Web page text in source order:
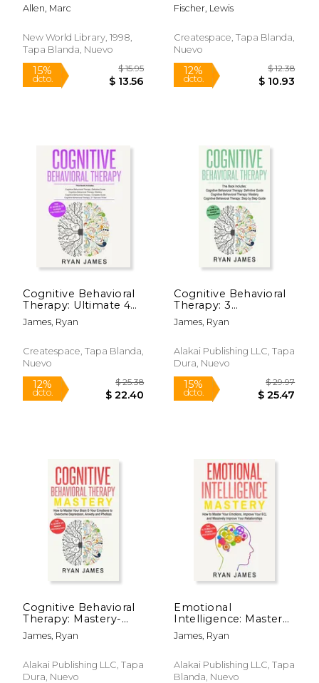
15%
dcto. $ 46.74
6%
dcto. $
Want (en Inglés)
Allen, Marc
New World Library, 1998,
Tapa Blanda, Nuevo
and Mind Control (en
Fischer, Lewis
Createspace, Tapa Blanda,
Nuevo
Cognitive Behavioral
Therapy: Ultimate 4
Book Bundle to
Retrain Your Brain
Depression, Anxiety,
and Phobias (en
James, Ryan
Createspace, Tapa Blanda,
Nuevo
Cognitive Behavioral
Therapy: 3
Manuscripts -
Cognitive Behavioral
Guide, Cognitive
Behavioral Therapy
Beh (en Inglés)
James, Ryan
Alakai Publishing LLC, Tapa
Dura, Nuevo
Cognitive Behavioral
Therapy: Mastery-
how to Master Your
Brain & Your
Overcome
Depression, Anxiety
James, Ryan
Alakai Publishing LLC, Tapa
Dura, Nuevo
Emotional
Intelligence: Mastery-
How to Master Your
Emotions, Improve
Massively Improve
Your Relationships
James, Ryan
Alakai Publishing LLC, Tapa
Blanda, Nuevo